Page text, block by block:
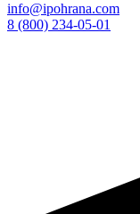
info@ipohrana.com
8 (800) 234-05-01